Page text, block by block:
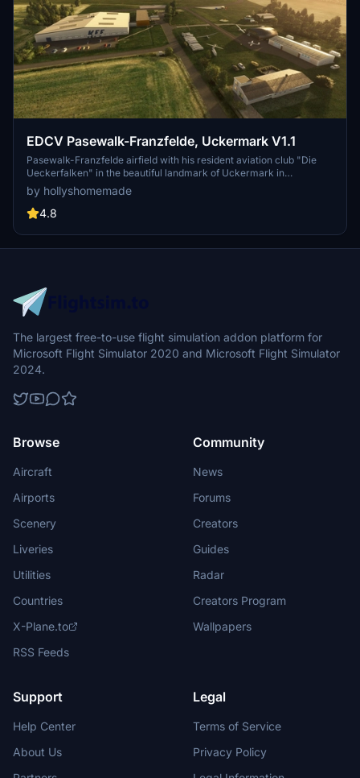
EDCV Pasewalk-Franzfelde, Uckermark V1.1
Pasewalk-Franzfelde airfield with his resident aviation club "Die
Ueckerfalken" in the beautiful landmark of Uckermark in
Mecklenburg-Vorpommern near Berlin. This special landing site is
controlled by the local aviation glider club in the north of the field.
Besides the former "REMOS" factory of the famous light-aircraft
by hollyshomemade
4.8
The largest free-to-use flight simulation addon platform for
Microsoft Flight Simulator 2020 and Microsoft Flight Simulator
2024.
Browse
Aircraft
Airports
Scenery
Liveries
Utilities
Countries
X-Plane.to
RSS Feeds
Community
News
Forums
Creators
Guides
Radar
Creators Program
Wallpapers
Support
Help Center
About Us
Legal
Terms of Service
Privacy Policy